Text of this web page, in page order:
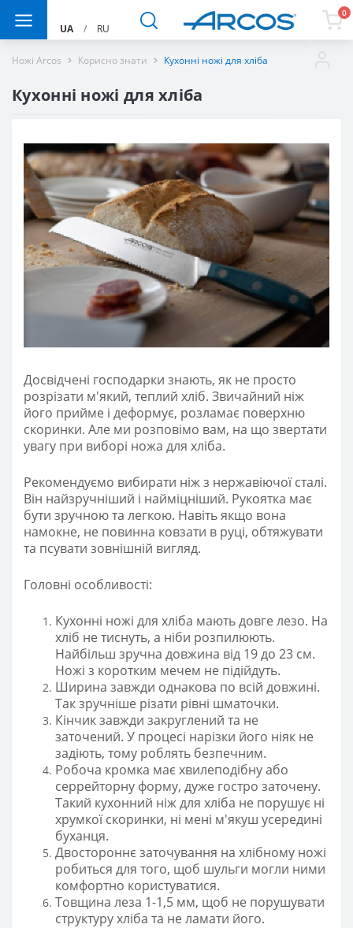
UA / RU
0
Ножі Arcos Корисно знати Кухонні ножі для хліба
Кухонні ножі для хліба
Досвідчені господарки знають, як не просто
розрізати м'який, теплий хліб. Звичайний ніж
його прийме і деформує, розламає поверхню
скоринки. Але ми розповімо вам, на що звертати
увагу при виборі ножа для хліба.
Рекомендуємо вибирати ніж з нержавіючої сталі.
Він найзручніший і найміцніший. Рукоятка має
бути зручною та легкою. Навіть якщо вона
намокне, не повинна ковзати в руці, обтяжувати
та псувати зовнішній вигляд.
Головні особливості:
Кухонні ножі для хліба мають довге лезо. На
хліб не тиснуть, а ніби розпилюють.
Найбільш зручна довжина від 19 до 23 см.
Ножі з коротким мечем не підійдуть.
Ширина завжди однакова по всій довжині.
Так зручніше різати рівні шматочки.
Кінчик завжди закруглений та не
заточений. У процесі нарізки його ніяк не
задіють, тому роблять безпечним.
Робоча кромка має хвилеподібну або
серрейторну форму, дуже гостро заточену.
Такий кухонний ніж для хліба не порушує ні
хрумкої скоринки, ні мені м'якуш усередині
буханця.
Двостороннє заточування на хлібному ножі
робиться для того, щоб шульги могли ними
комфортно користуватися.
Товщина леза 1-1,5 мм, щоб не порушувати
структуру хліба та не ламати його.